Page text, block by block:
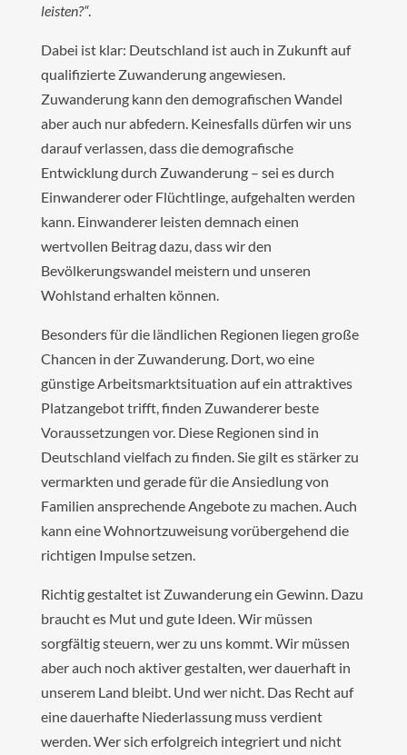
leisten?“.
Dabei ist klar: Deutschland ist auch in Zukunft auf
qualifizierte Zuwanderung angewiesen.
Zuwanderung kann den demografischen Wandel
aber auch nur abfedern. Keinesfalls dürfen wir uns
darauf verlassen, dass die demografische
Entwicklung durch Zuwanderung – sei es durch
Einwanderer oder Flüchtlinge, aufgehalten werden
kann. Einwanderer leisten demnach einen
wertvollen Beitrag dazu, dass wir den
Bevölkerungswandel meistern und unseren
Wohlstand erhalten können.
Besonders für die ländlichen Regionen liegen große
Chancen in der Zuwanderung. Dort, wo eine
günstige Arbeitsmarktsituation auf ein attraktives
Platzangebot trifft, finden Zuwanderer beste
Voraussetzungen vor. Diese Regionen sind in
Deutschland vielfach zu finden. Sie gilt es stärker zu
vermarkten und gerade für die Ansiedlung von
Familien ansprechende Angebote zu machen. Auch
kann eine Wohnortzuweisung vorübergehend die
richtigen Impulse setzen.
Richtig gestaltet ist Zuwanderung ein Gewinn. Dazu
braucht es Mut und gute Ideen. Wir müssen
sorgfältig steuern, wer zu uns kommt. Wir müssen
aber auch noch aktiver gestalten, wer dauerhaft in
unserem Land bleibt. Und wer nicht. Das Recht auf
eine dauerhafte Niederlassung muss verdient
werden. Wer sich erfolgreich integriert und nicht